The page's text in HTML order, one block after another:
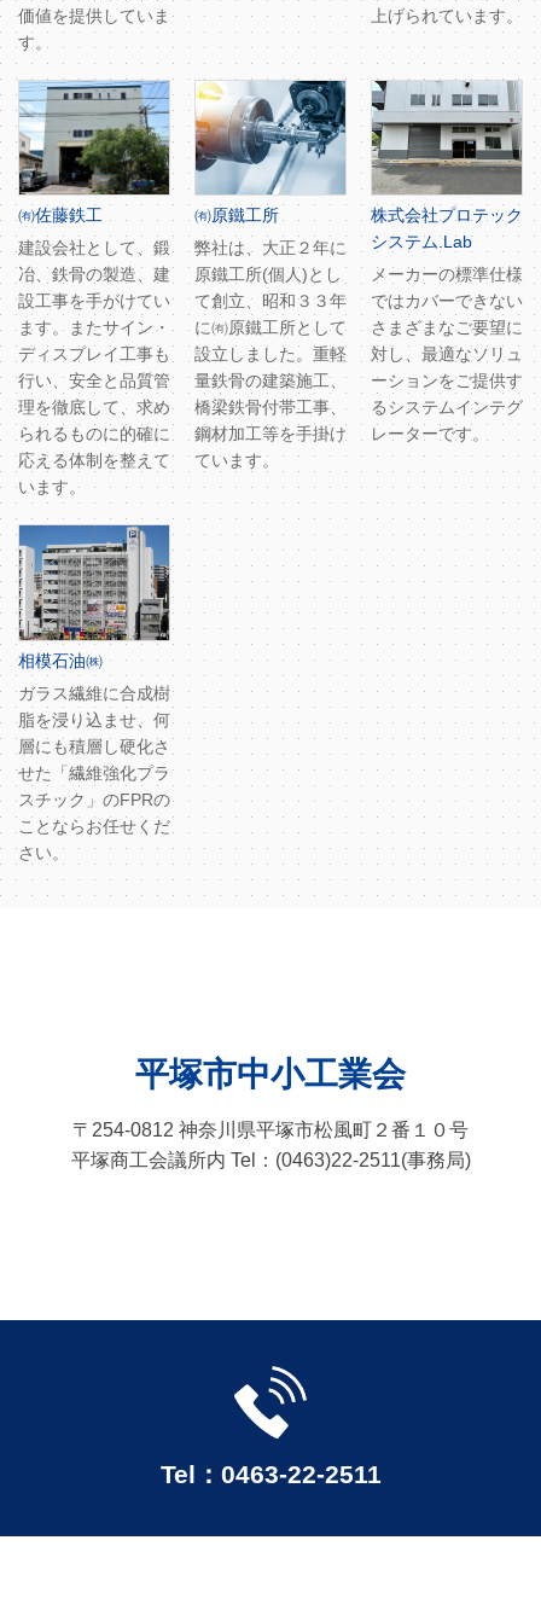
価値を提供していま
す。
上げられています。
㈲佐藤鉄工
建設会社として、鍛
冶、鉄骨の製造、建
設工事を手がけてい
ます。またサイン・
ディスプレイ工事も
行い、安全と品質管
理を徹底して、求め
られるものに的確に
応える体制を整えて
います。
㈲原鐵工所
弊社は、大正２年に
原鐵工所(個人)とし
て創立、昭和３３年
に㈲原鐵工所として
設立しました。重軽
量鉄骨の建築施工、
橋梁鉄骨付帯工事、
鋼材加工等を手掛け
ています。
株式会社プロテック
システム.Lab
メーカーの標準仕様
ではカバーできない
さまざまなご要望に
対し、最適なソリュ
ーションをご提供す
るシステムインテグ
レーターです。
相模石油㈱
ガラス繊維に合成樹
脂を浸り込ませ、何
層にも積層し硬化さ
せた「繊維強化プラ
スチック」のFPRの
ことならお任せくだ
さい。
平塚市中小工業会
〒254-0812 神奈川県平塚市松風町２番１０号
平塚商工会議所内 Tel：(0463)22-2511(事務局)
Tel：0463-22-2511